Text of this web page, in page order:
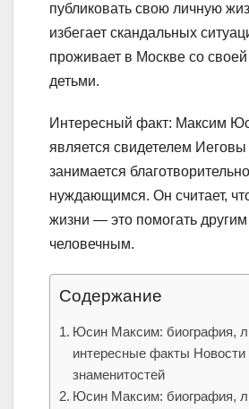
публиковать свою личную
избегает скандальных
проживает в Москве со
детьми.
Интересный факт: Максим
является свидетелем Иеговы
занимается
нуждающимся. Он считает,
жизни — это помогать
человечным.
Содержание
Юсин Максим: биография,
интересные факты Новости
знаменитостей
Юсин Максим: биография,